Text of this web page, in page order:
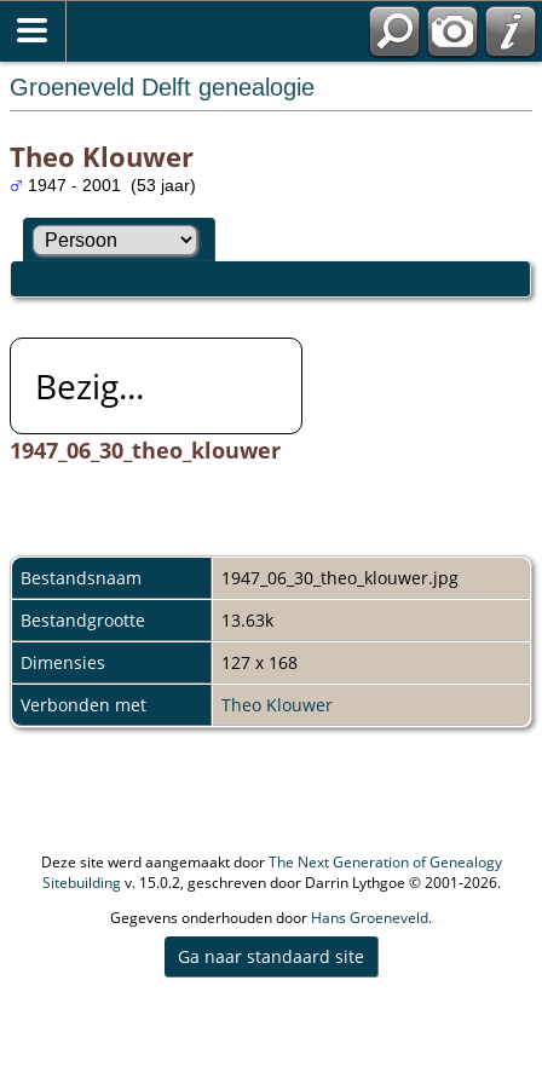
Groeneveld Delft genealogie
Theo Klouwer
1947 - 2001 (53 jaar)
Bezig...
1947_06_30_theo_klouwer
Bestandsnaam
1947_06_30_theo_klouwer.jpg
Bestandgrootte
13.63k
Dimensies
127 x 168
Verbonden met
Theo Klouwer
Deze site werd aangemaakt doorThe Next Generation of Genealogy
Sitebuildingv. 15.0.2, geschreven door Darrin Lythgoe © 2001-2026.
Gegevens onderhouden door Hans Groeneveld.
Ga naar standaard site